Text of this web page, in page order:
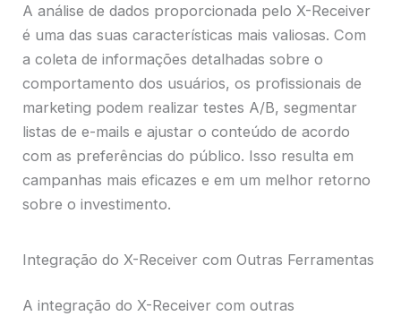
A análise de dados proporcionada pelo X-Receiver
é uma das suas características mais valiosas. Com
a coleta de informações detalhadas sobre o
comportamento dos usuários, os profissionais de
marketing podem realizar testes A/B, segmentar
listas de e-mails e ajustar o conteúdo de acordo
com as preferências do público. Isso resulta em
campanhas mais eficazes e em um melhor retorno
sobre o investimento.
Integração do X-Receiver com Outras Ferramentas
A integração do X-Receiver com outras